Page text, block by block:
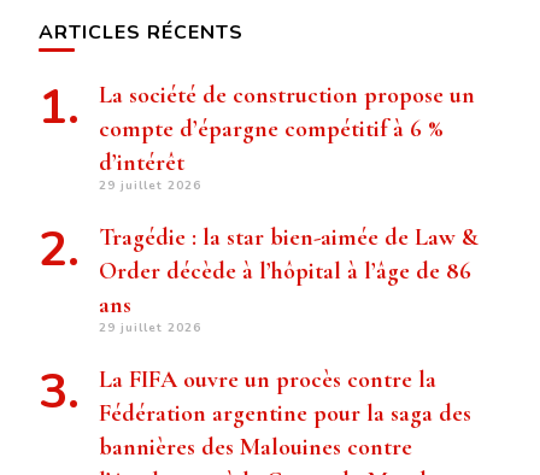
ARTICLES RÉCENTS
La société de construction propose un
compte d’épargne compétitif à 6 %
d’intérêt
29 juillet 2026
Tragédie : la star bien-aimée de Law &
Order décède à l’hôpital à l’âge de 86
ans
29 juillet 2026
La FIFA ouvre un procès contre la
Fédération argentine pour la saga des
bannières des Malouines contre